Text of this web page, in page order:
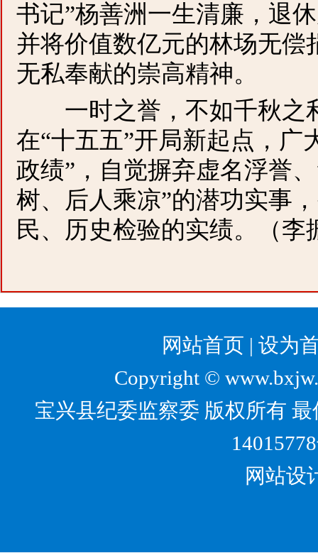
书记”杨善洲一生清廉，退
并将价值数亿元的林场无
无私奉献的崇高精神。
一时之誉，不如千秋之
在“十五五”开局新起点，广
政绩”，自觉摒弃虚名浮誉
树、后人乘凉”的潜功实事
民、历史检验的实绩。（李
网站首页 | 设为
Copyright ©
宝兴县纪委监察委 版权所有
网站设